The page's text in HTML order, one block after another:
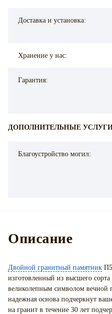
Доставка и установка:
Хранение у нас:
Гарантия:
ДОПОЛНИТЕЛЬНЫЕ
Благоустройство могил:
Описание
Двойной гранитный памятник
изготовленный из высшего сорта
великолепным символом вечной
надежная основа подчеркнут
на гранит в течение 30 лет